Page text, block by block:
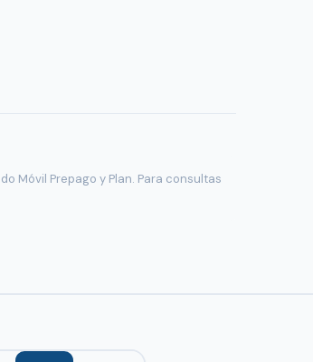
Móvil Prepago y Plan. Para consultas